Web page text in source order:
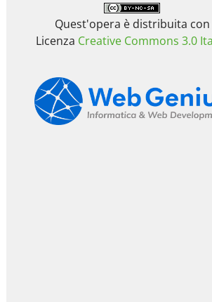
Quest'opera è distribuita con
Licenza Creative Commons 3.0